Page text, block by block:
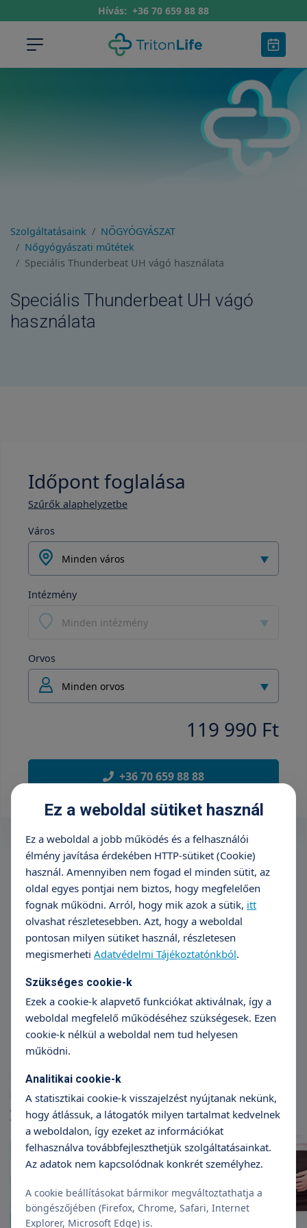
Hívás: +36 70 659 88 88
Szolgáltatásaink
NŐGYÓGYÁSZAT
Nőgyógyászati műtétek
Speciális Thunderbeat UH vágó használata
Speciális Thunderbeat UH vágó
használata
Időpont foglalása
Szűrők alaphelyzetbe
Város
Minden város
Intézmény
Minden intézmény
Orvos
Minden orvos
119 990 Ft
+36 70 659 88 88
Dr. Bata Barnabás
Szülészet-nőgyógyászat
Cikkek
További cikkek
Ez a weboldal sütiket használ
Ez a weboldal a jobb működés és a felhasználói
élmény javítása érdekében HTTP-sütiket (Cookie)
használ. Amennyiben nem fogad el minden sütit, az
oldal egyes pontjai nem biztos, hogy megfelelően
fognak működni. Arról, hogy mik azok a sütik, itt
olvashat részletesebben. Azt, hogy a weboldal
pontosan milyen sütiket használ, részletesen
megismerheti Adatvédelmi Tájékoztatónkból.
Szükséges cookie-k
Ezek a cookie-k alapvető funkciókat aktiválnak, így a
weboldal megfelelő működéséhez szükségesek. Ezen
cookie-k nélkül a weboldal nem tud helyesen
működni.
Analitikai cookie-k
A statisztikai cookie-k visszajelzést nyújtanak nekünk,
hogy átlássuk, a látogatók milyen tartalmat kedvelnek
a weboldalon, így ezeket az információkat
felhasználva továbbfejleszthetjük szolgáltatásainkat.
Az adatok nem kapcsolódnak konkrét személyhez.
A cookie beállításokat bármikor megváltoztathatja a
böngészőjében (Firefox, Chrome, Safari, Internet
Explorer, Microsoft Edge) is.